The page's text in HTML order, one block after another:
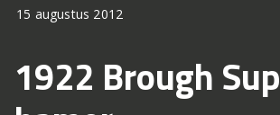
15 augustus 2012
1922 Brough